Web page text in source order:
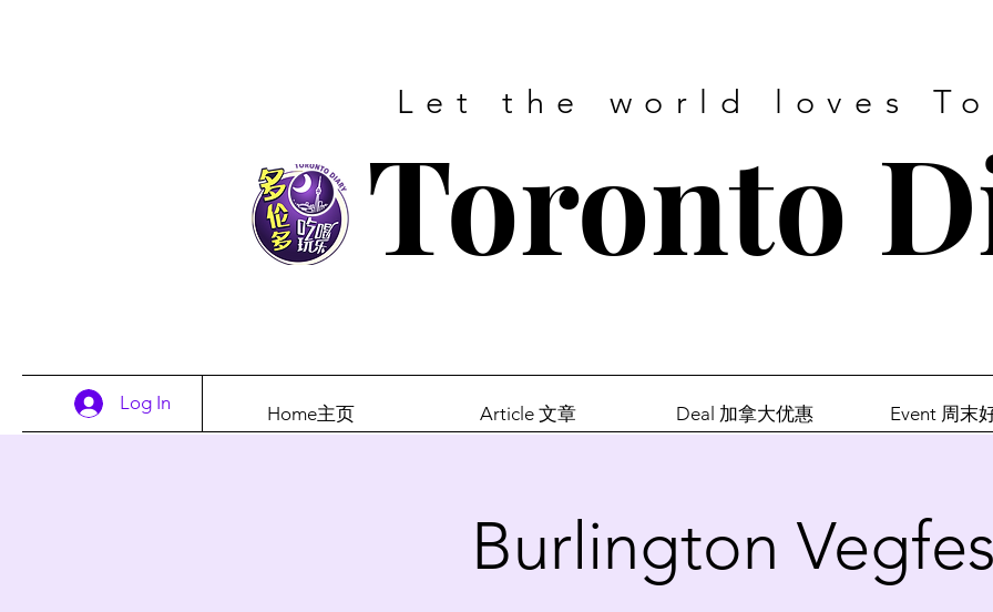
Let the world loves
Toronto
Log In Home主页 Article 文章 Deal 加拿大优惠 Event 周末
Burlington